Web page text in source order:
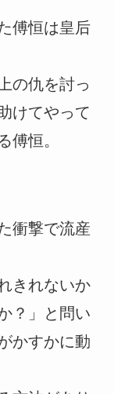
傅恒は皇后
の仇を討っ
けてやって
傅恒。
衝撃で流産
きれないか
？」と問い
かすかに動